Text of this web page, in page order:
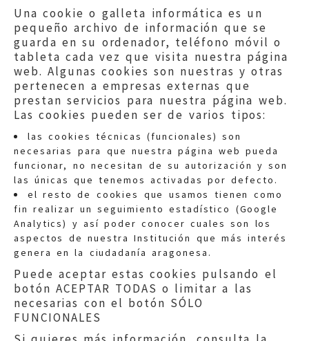
Una cookie o galleta informática es un
pequeño archivo de información que se
guarda en su ordenador, teléfono móvil o
tableta cada vez que visita nuestra página
web. Algunas cookies son nuestras y otras
pertenecen a empresas externas que
prestan servicios para nuestra página web.
Las cookies pueden ser de varios tipos:
las cookies técnicas (funcionales) son
necesarias para que nuestra página web pueda
funcionar, no necesitan de su autorización y son
las únicas que tenemos activadas por defecto.
el resto de cookies que usamos tienen como
fin realizar un seguimiento estadístico (Google
Analytics) y así poder conocer cuales son los
aspectos de nuestra Institución que más interés
genera en la ciudadanía aragonesa.
Puede aceptar estas cookies pulsando el
botón ACEPTAR TODAS o limitar a las
necesarias con el botón SÓLO
FUNCIONALES
Quejas:quejas@eljusticiadearagon.es
Información general:
informacion@eljusticiadearagon.es
Teléfonos:900 210 210/